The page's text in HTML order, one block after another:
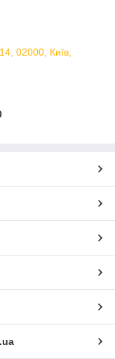
02000, Київ,